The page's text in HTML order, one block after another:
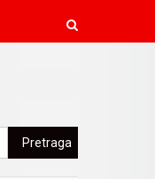
Pretraga: